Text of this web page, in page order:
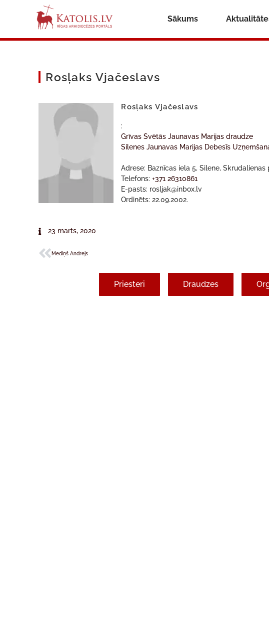
Sākums
Rosļaks Vjačeslavs
Rosļaks Vjačeslavs
:
Grīvas Svētās Jaunavas Marijas draudze
Silenes Jaunavas Marijas Debesīs
Adrese: Baznīcas iela 5, Silene,
Telefons:+371 26310861
E-pasts: rosljak@inbox.lv
Ordinēts: 22.09.2002.
23 marts, 2020
Mediņš Andrejs
Priesteri Draudzes